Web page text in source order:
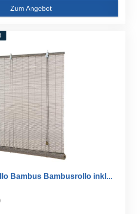
Zum Angebot
Bambus Bambusrollo inkl...